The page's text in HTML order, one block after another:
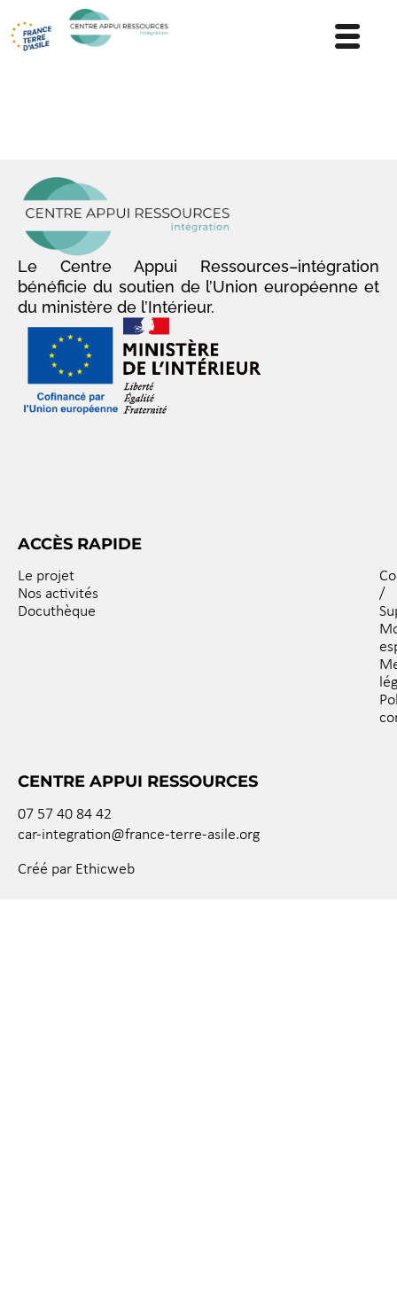
Le Centre Appui Ressources–intégration
bénéficie du soutien de l’Union européenne et
du ministère de l’Intérieur.
ACCÈS RAPIDE
Le projet
Nos activités
Docuthèque
/
CENTRE APPUI RESSOURCES
07 57 40 84 42
car-integration@france-terre-asile.org
Créé par Ethicweb